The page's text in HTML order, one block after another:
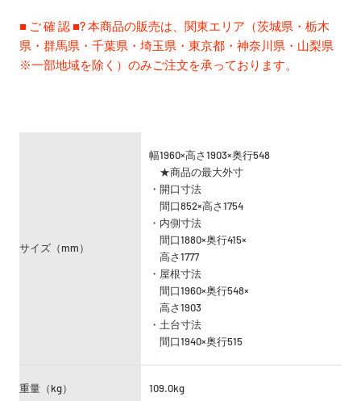
■ ご 確 認 ■? 本商品の販売は、関東エリア（茨城県・栃木
県・群馬県・千葉県・埼玉県・東京都・神奈川県・山梨県
※一部地域を除く）のみご注文を承っております。
サイズ（mm）
幅1960×高さ1903×奥行548
★商品の最大外寸
・開口寸法
間口852×高さ1754
・内側寸法
間口1880×奥行415×
高さ1777
・屋根寸法
間口1960×奥行548×
高さ1903
・土台寸法
間口1940×奥行515
重量（kg） 109.0kg